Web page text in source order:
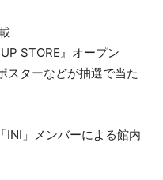
STORE』オープン
スターなどが抽選で当た
INI」メンバーによる館内